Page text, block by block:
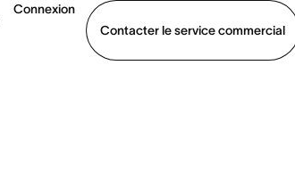
Connexion
Contacter le service commercial